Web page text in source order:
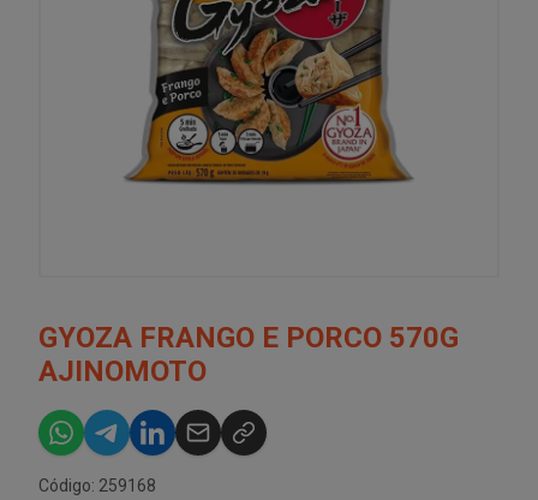
GYOZA FRANGO E PORCO 570G
AJINOMOTO
Código: 259168